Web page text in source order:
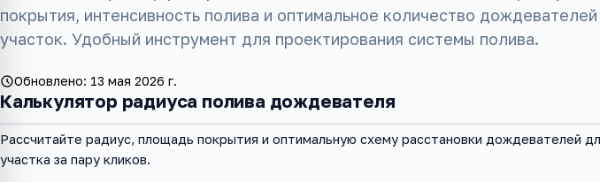
покрытия, интенсивность полива и оптимальное количество дождевателей
участок. Удобный инструмент для проектирования системы полива.
Обновлено: 13 мая 2026 г.
Калькулятор радиуса полива дождевателя
Рассчитайте радиус, площадь покрытия и оптимальную схему расстановки дождевателей
участка за пару кликов.